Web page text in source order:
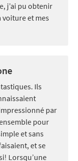
j’ai pu obtenir
voiture et mes
Ils
par
pour
et sans
et se
Lorsqu’une